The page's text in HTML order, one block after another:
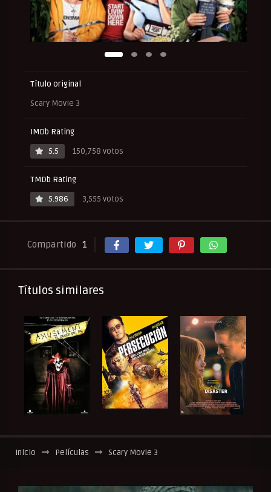
Título original
Scary Movie 3
IMDb Rating
5.5
150,758 votos
TMDb Rating
5.986
3,555 votos
Compartido 1
Títulos similares
Inicio Películas Scary Movie 3